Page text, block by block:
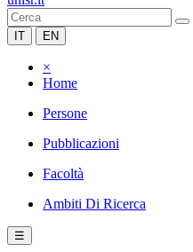
IT EN
×
Home
Persone
Pubblicazioni
Facoltà
Ambiti Di Ricerca
☰